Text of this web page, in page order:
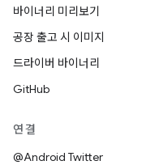
바이너리 미리보기
공장 출고 시 이미지
드라이버 바이너리
GitHub
연결
@Android Twitter